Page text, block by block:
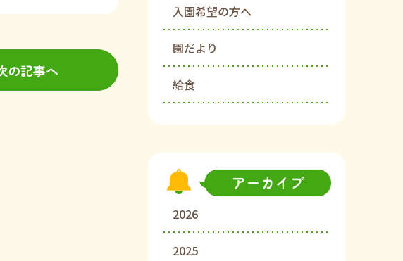
の記事へ
入園希望の方へ
園だより
給食
2026
2025